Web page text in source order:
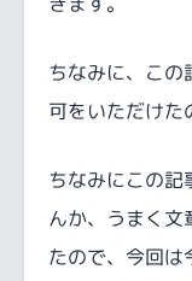
ちなみに、この
可をいただけた
ちなみにこの記
んか、うまく文
たので、今回は